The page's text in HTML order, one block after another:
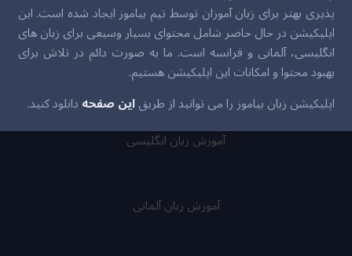
پذیری بهتر برای زبان آموزان توسط تیم بیاموز ایجاد شده است. این
اپلیکیشن در حال حاضر شامل محتوای بسیار وسیعی برای زبان های
انگلیسی، آلمانی و فرانسه است. ما به صورت دائم در تلاش برای
بهبود محتوا و امکانات این اپلیکیشن هستیم.
اپلیکیشن زبان بیاموز را می توانید از طریقاین صفحهدانلود کنید.
آموزش زبان انگلیسی
آموزش زبان آلمانی